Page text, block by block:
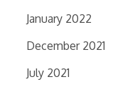
January 2022
December 2021
July 2021